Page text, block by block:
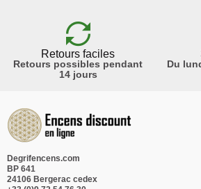
Retours faciles
Retours possibles pendant
14 jours
Du
Degrifencens.com
BP 641
24106 Bergerac cedex